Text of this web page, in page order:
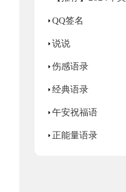
QQ签名
说说
伤感语录
经典语录
午安祝福语
正能量语录